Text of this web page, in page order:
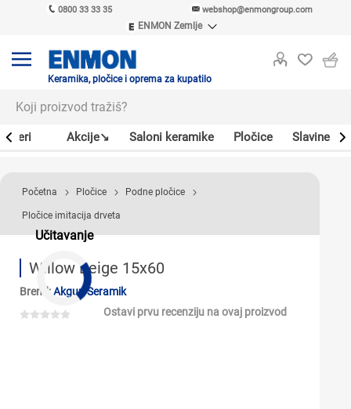
0800 33 33 35 webshop@enmongroup.com
ENMON Zemlje
ENMON MKD
Keramika, pločice i oprema za kupatilo
Akcije↘ Saloni keramike Pločice Slavine
Učitavanje
Početna Pločice Podne pločice
Pločice imitacija drveta
Willow Beige 15x60
Brend:Akgun Seramik
Ostavi prvu recenziju na ovaj proizvod